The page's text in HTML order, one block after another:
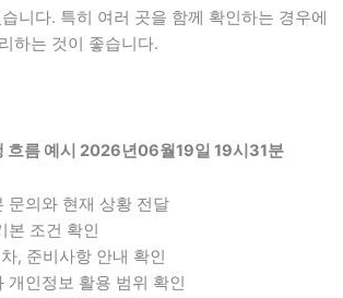
니다. 특히 여러 곳을 함께 확인하는 경우에
하는 것이 좋습니다.
흐름 예시 2026년06월19일 19시31분
문의와 현재 상황 전달
본 조건 확인
, 준비사항 안내 확인
개인정보 활용 범위 확인